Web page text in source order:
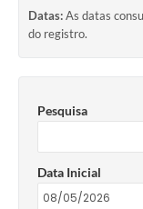
Editais
Notícias
Datas:As datas
do registro.
Pesquisa
Data Inicial